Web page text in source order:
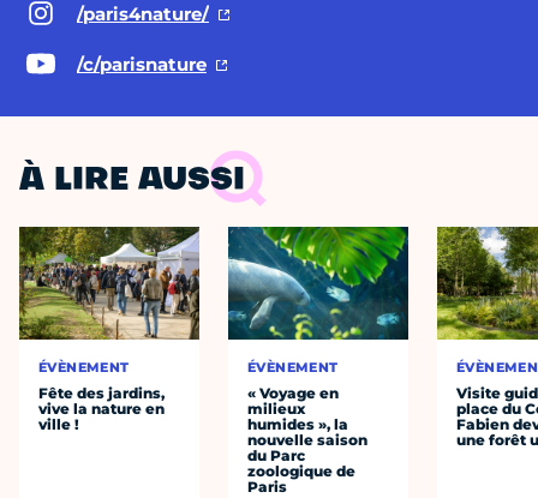
/paris4nature/
/c/parisnature
À LIRE AUSSI
ÉVÈNEMENT
Fête des jardins,
vive la nature en
ville !
ÉVÈNEMENT
« Voyage en
milieux
humides », la
nouvelle saison
du Parc
zoologique de
Paris
Visite
place du
Fabien
une forêt